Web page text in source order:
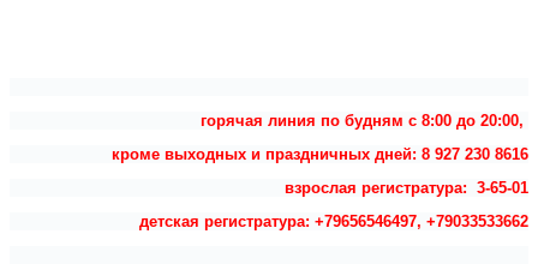
горячая линия по будням с 8:00 до 20:00,
кроме выходных и праздничных дней: 8 927 230 8616
взрослая регистратура: 3-65-01
детская регистратура: +79656546497, +79033533662